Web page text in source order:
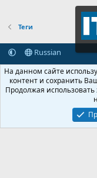
Теги
Russian
Обратная связь
Политика
Community platform by
Крупнейший форум по
© 2013-2026 ITNULL.me|
На данном сайте
контент и сохранить
Продолжая